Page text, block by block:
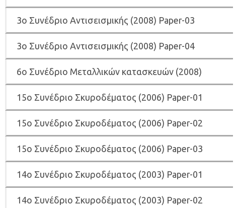
3o Συνέδριο Αντισεισμικής (2008) Paper-03
3o Συνέδριο Αντισεισμικής (2008) Paper-04
6o Συνέδριο Μεταλλικών κατασκευών (2008)
15o Συνέδριο Σκυροδέματος (2006) Paper-01
15o Συνέδριο Σκυροδέματος (2006) Paper-02
15o Συνέδριο Σκυροδέματος (2006) Paper-03
14ο Συνέδριο Σκυροδέματος (2003) Paper-01
14ο Συνέδριο Σκυροδέματος (2003) Paper-02